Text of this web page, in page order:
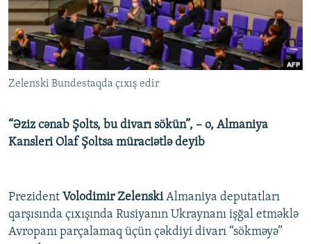
İNFOQRAFIKA
KARIKATURA
AZƏRBAYCAN ƏDƏBIYYATI KITABXANASI
İSLAM VƏ DEMOKRATIYA
İZ - MƏDƏNIYYƏT PROQRAMI
MISSIYAMIZ
PEŞƏ ETIKASI VƏ JURNALISTIKA STANDARTLARIMIZ
MATERIALLARIMIZDAN ISTIFADƏ
AZADLIQRADIOSU MOBIL TELEFONUNUZDA
XƏBƏR BÜLLETENLƏRIMIZ
BIZI IZLƏ
RFE/RL-in bütün saytları
Zelenski Bundestaqda çıxış edir
“Əziz cənab Şolts, bu divarı sökün”, – o, Almaniya
Kansleri Olaf Şoltsa müraciətlə deyib
Prezident Volodimir ZelenskiAlmaniya deputatları
qarşısında çıxışında Rusiyanın Ukraynanı işğal etməklə
Avropanı parçalamaq üçün çəkdiyi divarı “sökməyə”